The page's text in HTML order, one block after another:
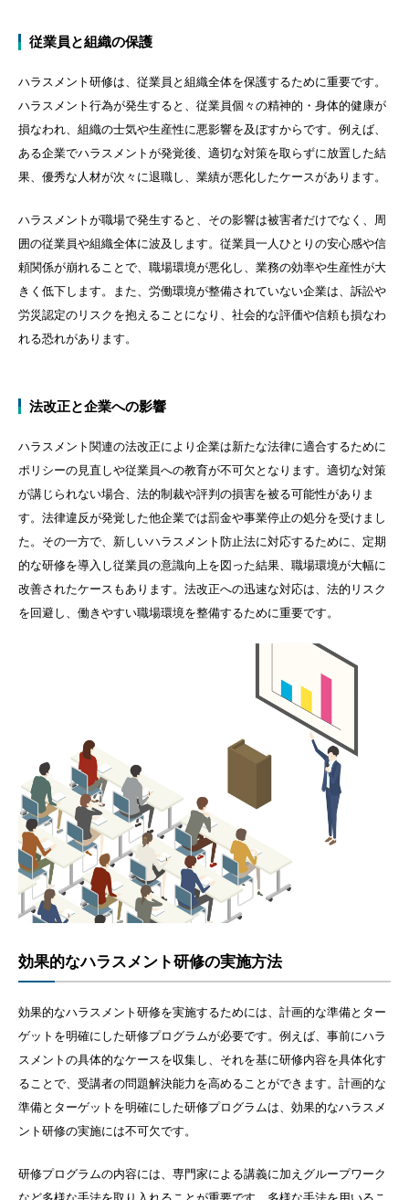
従業員と組織の保護
ハラスメント研修は、従業員と組織全体を保護するために重要です。
ハラスメント行為が発生すると、従業員個々の精神的・身体的健康が
損なわれ、組織の士気や生産性に悪影響を及ぼすからです。例えば、
ある企業でハラスメントが発覚後、適切な対策を取らずに放置した結
果、優秀な人材が次々に退職し、業績が悪化したケースがあります。
ハラスメントが職場で発生すると、その影響は被害者だけでなく、周
囲の従業員や組織全体に波及します。従業員一人ひとりの安心感や信
頼関係が崩れることで、職場環境が悪化し、業務の効率や生産性が大
きく低下します。また、労働環境が整備されていない企業は、訴訟や
労災認定のリスクを抱えることになり、社会的な評価や信頼も損なわ
れる恐れがあります。
法改正と企業への影響
ハラスメント関連の法改正により企業は新たな法律に適合するために
ポリシーの見直しや従業員への教育が不可欠となります。適切な対策
が講じられない場合、法的制裁や評判の損害を被る可能性がありま
す。法律違反が発覚した他企業では罰金や事業停止の処分を受けまし
た。その一方で、新しいハラスメント防止法に対応するために、定期
的な研修を導入し従業員の意識向上を図った結果、職場環境が大幅に
改善されたケースもあります。法改正への迅速な対応は、法的リスク
を回避し、働きやすい職場環境を整備するために重要です。
効果的なハラスメント研修の実施方法
効果的なハラスメント研修を実施するためには、計画的な準備とター
ゲットを明確にした研修プログラムが必要です。例えば、事前にハラ
スメントの具体的なケースを収集し、それを基に研修内容を具体化す
ることで、受講者の問題解決能力を高めることができます。計画的な
準備とターゲットを明確にした研修プログラムは、効果的なハラスメ
ント研修の実施には不可欠です。
研修プログラムの内容には、専門家による講義に加えグループワーク